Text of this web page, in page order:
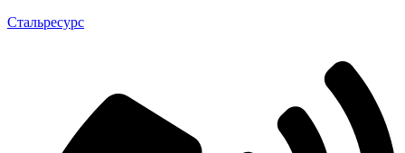
Стальресурс